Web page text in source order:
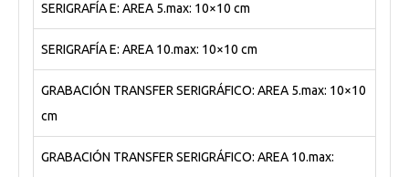
SERIGRAFÍA E: AREA 5.max: 10×10 cm
SERIGRAFÍA E: AREA 10.max: 10×10 cm
GRABACIÓN TRANSFER SERIGRÁFICO: AREA 5.max: 10×10
cm
GRABACIÓN TRANSFER SERIGRÁFICO: AREA 10.max: